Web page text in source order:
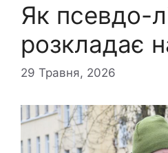
Як псевдо-
розкладає
29 Травня, 2026